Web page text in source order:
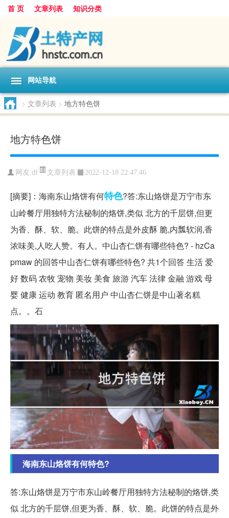
首 页 文章列表 知识分类
网站导航
> 文章列表 > 地方特色饼
地方特色饼
网友:df 文章列表 2022-12-18 22:47:46
[摘要]：海南东山烙饼有何特色?答:东山烙饼是万宁市东
山岭餐厅用独特方法秘制的烙饼,类似 北方的千层饼,但更
为香、酥、软、脆。此饼的特点是外皮酥 脆,内瓢软润,香
浓味美,人吃人赞。有人。中山杏仁饼有哪些特色? - hzCa
pmaw 的回答中山杏仁饼有哪些特色? 共1个回答 生活 爱
好 数码 农牧 宠物 美妆 美食 旅游 汽车 法律 金融 游戏 母
婴 健康 运动 教育 匿名用户 中山杏仁饼是中山著名糕
点。。石
海南东山烙饼有何特色?
答:东山烙饼是万宁市东山岭餐厅用独特方法秘制的烙饼,类
似 北方的千层饼,但更为香、酥、软、脆。此饼的特点是外